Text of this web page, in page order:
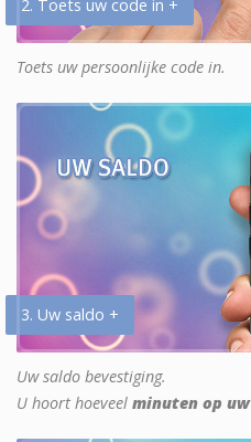
2. Toets uw code in +
Toets uw persoonlijke code in.
3. Uw saldo +
Uw saldo bevestiging.
U hoort hoeveel minuten op